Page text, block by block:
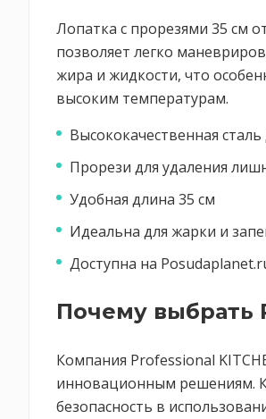
Лопатка с прорезями 35 см
позволяет легко
жира и жидкости, что
высоким температурам.
Высококачественная
Прорези для удаления
Удобная длина 35 см
Идеальна для жарки и
Доступна на
Почему выбрать
Компания Professional
инновационным решениям.
безопасность в